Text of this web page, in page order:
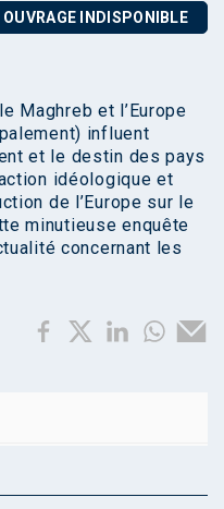
OUVRAGE INDISPONIBLE
Maghreb et l’Europe
influent
et le destin des pays
idéologique et
de l’Europe sur le
minutieuse enquête
concernant les